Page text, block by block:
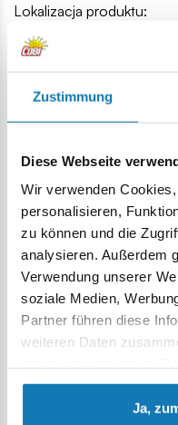
Zustimmung
Diese Webseite
Wir verwenden
personalisieren,
zu können und die
analysieren. Außerdem
Verwendung unserer
soziale Medien,
Partner führen diese
weiteren Daten
gesammelt haben.
Ja,
Lokalizacja produktu:
Homepage
Warnung
Achtung: Nicht für
Erstickungsgefahr.
werden. Wir empfehlen,
aufzubewahren. Modell
Abbildung abweichen.
Kategorie